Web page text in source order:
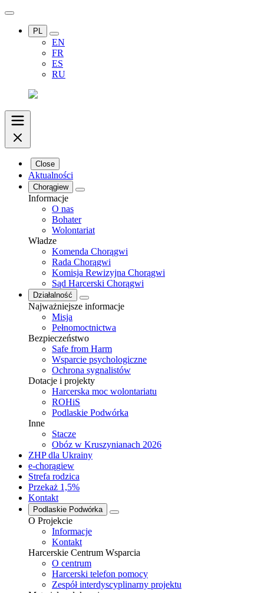
PL
EN
FR
ES
RU
Close
Aktualności
Chorągiew
Informacje
O nas
Bohater
Wolontariat
Władze
Komenda Chorągwi
Rada Chorągwi
Komisja Rewizyjna Chorągwi
Sąd Harcerski Chorągwi
Działalność
Najważniejsze informacje
Misja
Pełnomoctnictwa
Bezpieczeństwo
Safe from Harm
Wsparcie psychologiczne
Ochrona sygnalistów
Dotacje i projekty
Harcerska moc wolontariatu
ROHiS
Podlaskie Podwórka
Inne
Stacze
Obóz w Kruszynianach 2026
ZHP dla Ukrainy
e-chorągiew
Strefa rodzica
Przekaż 1,5%
Kontakt
Podlaskie Podwórka
O Projekcie
Informacje
Kontakt
Harcerskie Centrum Wsparcia
O centrum
Harcerski telefon pomocy
Zespół interdyscyplinarny projektu